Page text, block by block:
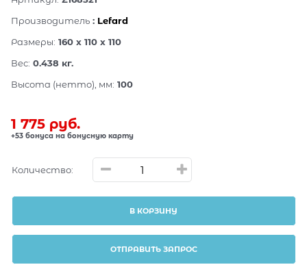
Производитель : Lefard
Размеры: 160 x 110 x 110
Вес: 0.438 кг.
Высота (нетто), мм: 100
1 775 руб.
+53 бонуса на бонусную карту
Количество:
В КОРЗИНУ
ОТПРАВИТЬ ЗАПРОС